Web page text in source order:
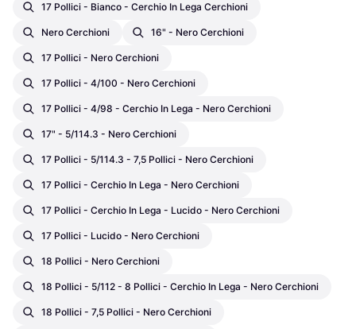
17 Pollici - Bianco - Cerchio In Lega Cerchioni
Nero Cerchioni 16" - Nero Cerchioni
17 Pollici - Nero Cerchioni
17 Pollici - 4/100 - Nero Cerchioni
17 Pollici - 4/98 - Cerchio In Lega - Nero Cerchioni
17" - 5/114.3 - Nero Cerchioni
17 Pollici - 5/114.3 - 7,5 Pollici - Nero Cerchioni
17 Pollici - Cerchio In Lega - Nero Cerchioni
17 Pollici - Cerchio In Lega - Lucido - Nero Cerchioni
17 Pollici - Lucido - Nero Cerchioni
18 Pollici - Nero Cerchioni
18 Pollici - 5/112 - 8 Pollici - Cerchio In Lega - Nero Cerchioni
18 Pollici - 7,5 Pollici - Nero Cerchioni